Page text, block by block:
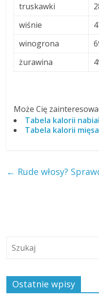
truskawki
wiśnie
winogrona
żurawina
Może Cię
Tabela kalorii
Tabela kalorii
← Rude włosy?
Ostatnie wpisy